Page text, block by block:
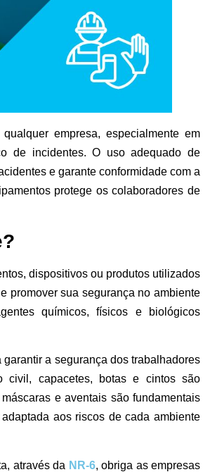
empresa, especialmente em
de incidentes. O uso adequado de
e garante conformidade com a
protege os colaboradores de
dispositivos ou produtos utilizados
promover sua segurança no ambiente
químicos, físicos e biológicos
a segurança dos trabalhadores
civil, capacetes, botas e cintos são
e aventais são fundamentais
aos riscos de cada ambiente
através da NR-6, obriga as empresas